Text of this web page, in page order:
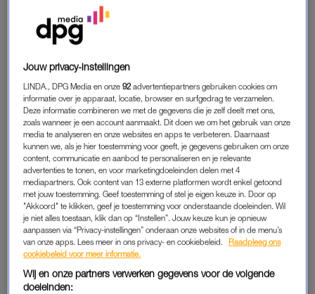
Kross Amsterdam, Lil Kleine en Yade Lauren
aan Antonie Kamerling
speelt een rol in de videoclip.
“Het was best gek, maar ook heel leuk om bij het project
betrokken te zijn”, vertelt de inmiddels 21-jarige Merlijn bij
Boulevard.
Lees ook
Isa Hoes en kinderen over dood van Antonie in ‘Johnny into
the wild’
MERLIJN KAMERLING
“Het nummer is een mooi eerbetoon en op deze manier heb ik
tochnog iets met mijn vader kunnen doen
“, aldus Merlijn, die
toegaf dat de gedachte dat dit nummer is gezongen door zijn
vader hem tijdens de opnames het meeste raakte. “Dat hoor
Jouw privacy-instellingen
LINDA., DPG Media en onze92 advertentiepartners gebruiken cookies om
informatie over je apparaat, locatie, browser en surfgedrag te verzamelen.
Deze informatie combineren we met de gegevens die je zelf deelt met ons,
zoals wanneer je een account aanmaakt. Dit doen we om het gebruik van onze
media te analyseren en onze websites en apps te verbeteren. Daarnaast
kunnen we, als je hier toestemming voor geeft, je gegevens gebruiken om onze
content, communicatie en aanbod te personaliseren en je relevante
advertenties te tonen, en voor marketingdoeleinden delen met 4
mediapartners. Ook content van 13 externe platformen wordt enkel getoond
met jouw toestemming. Geef toestemming of stel je eigen keuze in. Door op
"Akkoord" te klikken, geef je toestemming voor onderstaande doeleinden. Wil
je niet alles toestaan, klik dan op “Instellen”. Jouw keuze kun je opnieuw
aanpassen via “Privacy-instellingen” onderaan onze websites of in de menu’s
van onze apps. Lees meer in ons privacy- en cookiebeleid.
Raadpleeg ons
cookiebeleid voor meer informatie.
Wij en onze partners verwerken gegevens voor de volgende
doeleinden: